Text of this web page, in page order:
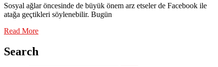
Sosyal ağlar öncesinde de büyük önem arz etseler de Facebook ile
atağa geçtikleri söylenebilir. Bugün
Read More
Search